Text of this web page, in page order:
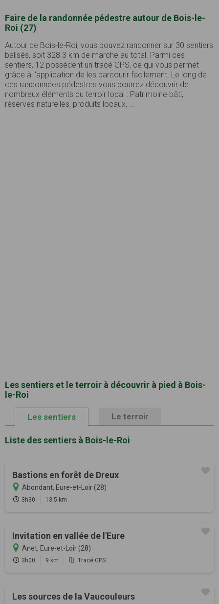
Faire de la randonnée pédestre autour de Bois-le-
Roi (27)
Autour de Bois-le-Roi, vous pouvez randonner sur 30 sentiers
balisés, soit 328.3 km de marche au total. Parmi ces
sentiers, 12 possèdent un tracé GPS, ce qui vous permet
grâce à l'application de les parcourir facilement. Le long de
ces randonnées pédestres vous pourrez découvrir de
nombreux éléments du terroir local : Patrimoine bâti,
réserves naturelles, produits locaux, ...
Les sentiers et le terroir à découvrir à pied à Bois-
le-Roi
Les sentiers Le terroir
Liste des sentiers à Bois-le-Roi
Bastions en forêt de Dreux
Abondant, Eure-et-Loir (28)
3h30 13.5 km
Invitation en vallée de l'Eure
Anet, Eure-et-Loir (28)
3h00 9 km Tracé GPS
Les sources de la Vaucouleurs